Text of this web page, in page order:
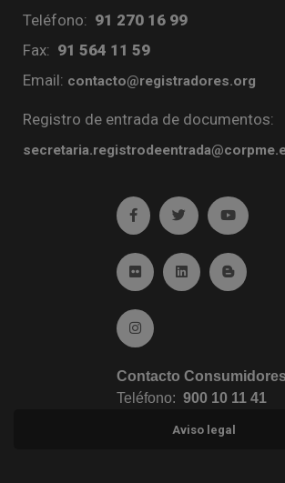
Teléfono: 91 270 16 99
Fax: 91 564 11 59
Email: contacto@registradores.org
Registro de entrada de documentos:
Ir a facebook (abre en
Ir a twitter (abre
Ir a
Ir a Flickr (abre en
Ir a Linkedin
Ir al
Ir a Instagram (abre en
Contacto Consumidores
Teléfono: 900 10 11 41
Aviso legal